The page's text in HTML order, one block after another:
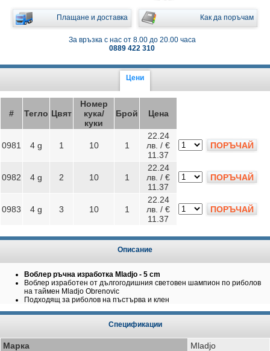
Плащане и доставка Как да поръчам
За връзка с нас от 8.00 до 20.00 часа
0889 422 310
Цени
# Тегло Цвят
Номер
кука/
куки
Брой Цена
0981 4 g 1 10 1
22.24
лв. / €
11.37
ПОРЪЧАЙ
0982 4 g 2 10 1
22.24
лв. / €
11.37
ПОРЪЧАЙ
0983 4 g 3 10 1
22.24
лв. / €
11.37
ПОРЪЧАЙ
Описание
Воблер ръчна изработка Mladjo - 5 cm
Воблер изработен от дългогодишния световен шампион по риболов
на таймен Mladjo Obrenovic
Подходящ за риболов на пъстърва и клен
Спецификации
Марка
Mladjo